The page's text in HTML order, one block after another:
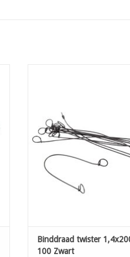
Binddraad twister
100 Zwart